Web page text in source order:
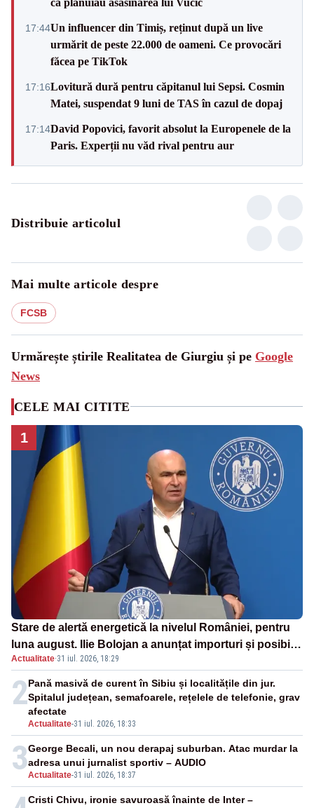
17:44Un influencer din Timiș, reținut după un live
urmărit de peste 22.000 de oameni. Ce provocări
făcea pe TikTok
17:16Lovitură dură pentru căpitanul lui Sepsi. Cosmin
Matei, suspendat 9 luni de TAS în cazul de dopaj
17:14David Popovici, favorit absolut la Europenele de la
Paris. Experții nu văd rival pentru aur
Distribuie articolul
Mai multe articole despre
FCSB
Urmărește știrile Realitatea de Giurgiu și pe Google
News
CELE MAI CITITE
1
Stare de alertă energetică la nivelul României, pentru
luna august. Ilie Bolojan a anunțat importuri și posibile
restricții – VIDEO
Actualitate·31 iul. 2026, 18:29
2
Actualitate-31 iul. 2026, 18:33
Pană masivă de curent în Sibiu și localitățile din jur.
Spitalul județean, semafoarele, rețelele de telefonie, grav
afectate
3Actualitate-31 iul. 2026, 18:37
George Becali, un nou derapaj suburban. Atac murdar la
adresa unui jurnalist sportiv – AUDIO
Cristi Chivu, ironie savuroasă înainte de Inter –